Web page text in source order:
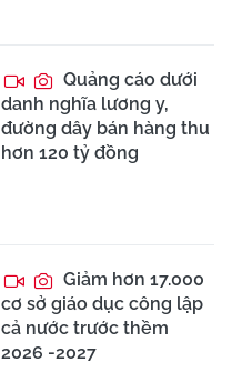
Quảng cáo dưới
danh nghĩa lương y,
đường dây bán hàng thu
hơn 120 tỷ đồng
Giảm hơn 17.000
cơ sở giáo dục công lập
cả nước trước thềm
2026 -2027